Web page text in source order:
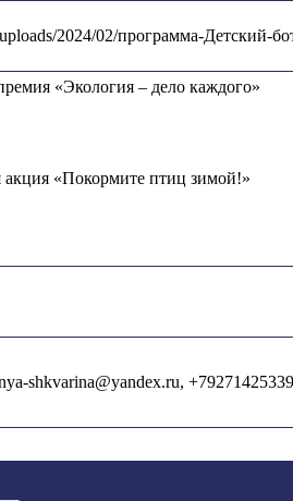
2024/02/программа-Детский-
«Экология – дело каждого»
акция «Покормите птиц зимой!»
shkvarina@yandex.ru, +79271425339